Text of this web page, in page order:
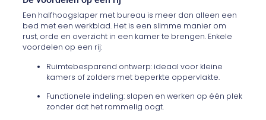
Een halfhoogslaper met bureau is meer dan alleen een
bed met een werkblad. Het is een slimme manier om
rust, orde en overzicht in een kamer te brengen. Enkele
voordelen op een rij:
Ruimtebesparend ontwerp: ideaal voor kleine
kamers of zolders met beperkte oppervlakte.
Functionele indeling: slapen en werken op één plek
zonder dat het rommelig oogt.